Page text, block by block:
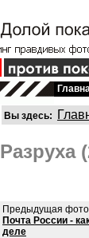
Вы здесь:
Разруха
Предыдущая
Почта России -
деле